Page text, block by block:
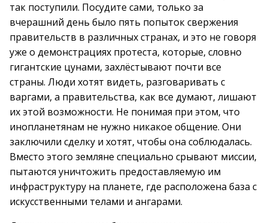
так поступили. Посудите сами, только за
вчерашний день было пять попыток свержения
правительств в различных странах, и это не говоря
уже о демонстрациях протеста, которые, словно
гигантские цунами, захлёстывают почти все
страны. Люди хотят видеть, разговаривать с
варгами, а правительства, как все думают, лишают
их этой возможности. Не понимая при этом, что
инопланетянам не нужно никакое общение. Они
заключили сделку и хотят, чтобы она соблюдалась.
Вместо этого земляне специально срывают миссии,
пытаются уничтожить предоставляемую им
инфраструктуру на планете, где расположена база с
искусственными телами и ангарами.